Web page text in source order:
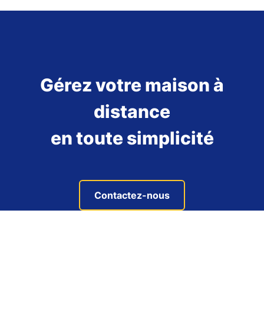
Gérez votre maison à
distance
en toute simplicité
Contactez-nous